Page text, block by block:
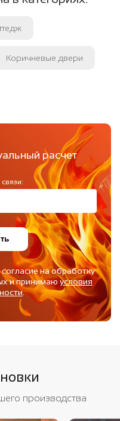
Коричневые двери
расчет
на обработку
и принимаюусловия
.
производства